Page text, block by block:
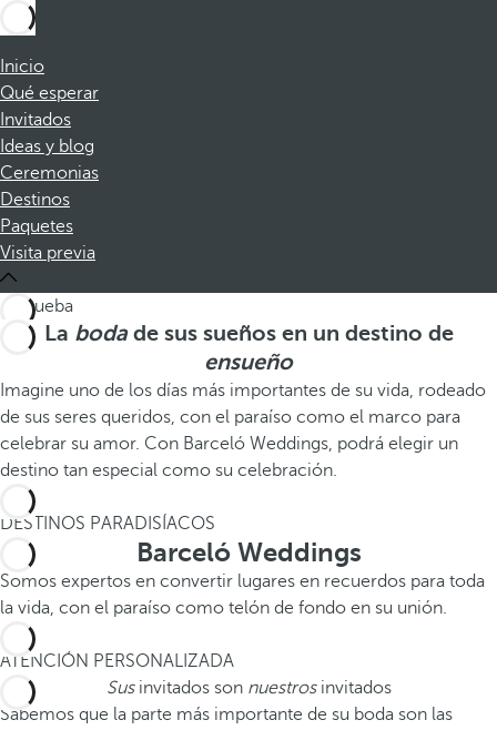
Inicio
Qué esperar
Invitados
Ideas y blog
Ceremonias
Destinos
Paquetes
Visita previa
La bodade sus sueños en un destino de
ensueño
Imagine uno de los días más importantes de su vida, rodeado
de sus seres queridos, con el paraíso como el marco para
celebrar su amor. Con Barceló Weddings, podrá elegir un
destino tan especial como su celebración.
DESTINOS PARADISÍACOS
Barceló Weddings
Somos expertos en convertir lugares en recuerdos para toda
la vida, con el paraíso como telón de fondo en su unión.
ATENCIÓN PERSONALIZADA
Sus invitados son nuestros invitados
Sabemos que la parte más importante de su boda son las